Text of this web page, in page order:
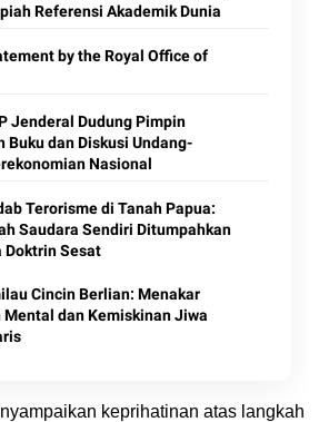
Referensi Akademik Dunia
by the Royal Office of
Jenderal Dudung Pimpin
Buku dan Diskusi Undang-
Nasional
Terorisme di Tanah Papua:
Saudara Sendiri Ditumpahkan
Doktrin Sesat
Cincin Berlian: Menakar
Mental dan Kemiskinan Jiwa
keprihatinan atas langkah